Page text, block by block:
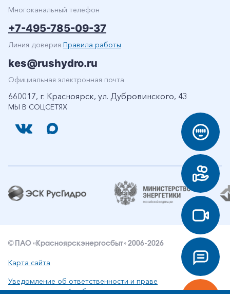
МЫ В СОЦСЕТЯХ
Многоканальный телефон
+7-495-785-09-37
Линия доверия Правила работы
kes@rushydro.ru
Официальная электронная почта
660017, г. Красноярск, ул. Дубровинского, 43
© ПАО «Красноярскэнергосбыт» 2006-2026
Карта сайта
Уведомление об ответственности и праве
интеллектуальной собственности